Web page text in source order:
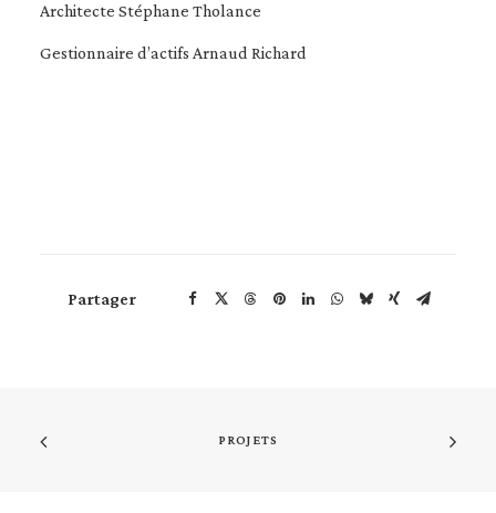
Architecte Stéphane Tholance
Gestionnaire d’actifs Arnaud Richard
Partager
PROJETS